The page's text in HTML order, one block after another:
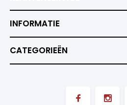
INFORMATIE
CATEGORIEËN